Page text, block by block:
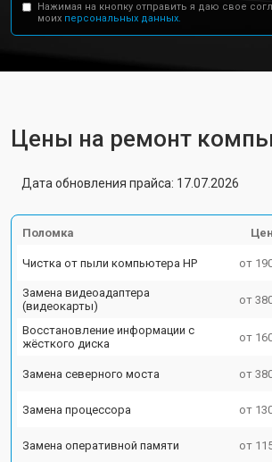
Нажимая на кнопку отправить я даю свое
моих персональных данных.
Цены на ремонт
Дата обновления прайса: 17.07.2026
Поломка
Чистка от пыли компьютера HP от
Замена видеоадаптера
(видеокарты)
от
Восстановление информации с
жёсткого диска
от
Замена северного моста от
Замена процессора от
Замена оперативной памяти от